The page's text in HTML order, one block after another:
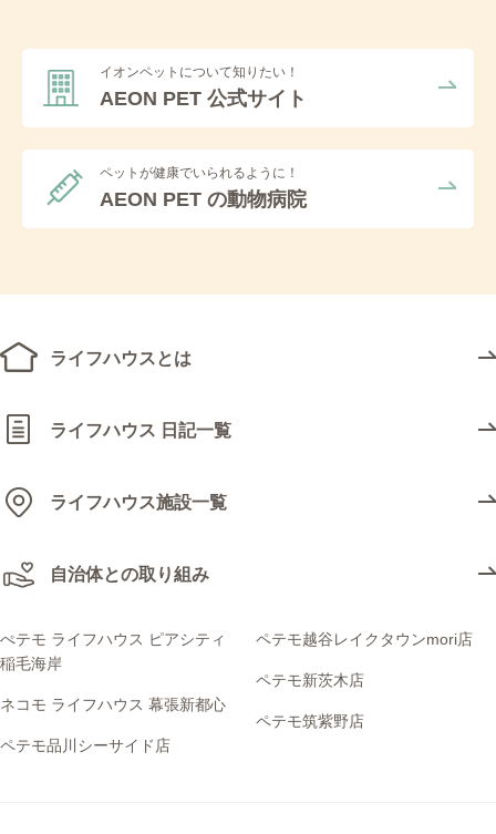
イオンペットについて知りたい！
AEON PET 公式サイト
ペットが健康でいられるように！
AEON PET の動物病院
ライフハウスとは
ライフハウス 日記一覧
ライフハウス施設一覧
自治体との取り組み
ぺテモ ライフハウス ピアシティ
稲毛海岸
ネコモ ライフハウス 幕張新都心
ペテモ品川シーサイド店
ペテモ越谷レイクタウンmori店
ペテモ新茨木店
ペテモ筑紫野店